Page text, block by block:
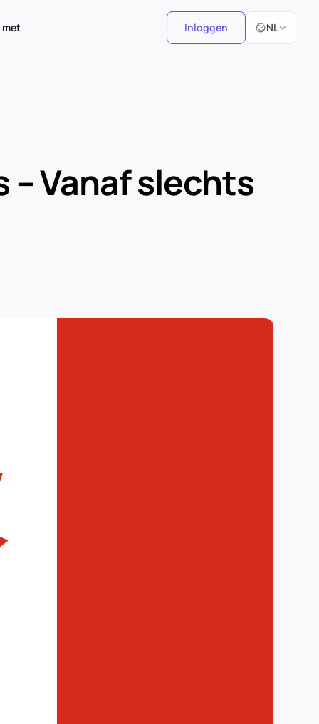
Inloggen NL
Selecteer taal
– Vanaf slechts